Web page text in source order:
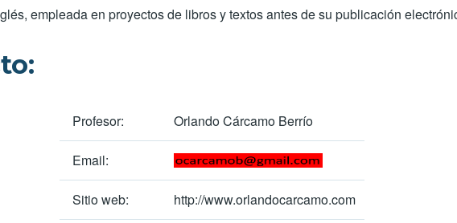
empleada en proyectos de libros y textos antes de su publicación
Profesor: Orlando Cárcamo Berrío
Email:
Sitio web: http://www.orlandocarcamo.com